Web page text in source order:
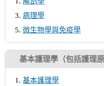
護理師完整課程規劃
～
護理師雲端課程年年
護理師題庫班，考前
病理學
微生物學與免疫學
基本護理學（包括護理
基本護理學